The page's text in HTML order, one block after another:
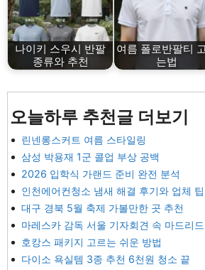
나이키 스우시 반팔
종류와 추천
여름 폴로반팔티
는법
오늘하루 추천글 더보기
린넨롱스커트 여름 스타일링
삼성 박용재 1군 콜업 부상 공백
2026 입학식 가랜드 준비 완전 분석
인천에어컨청소 냄새 해결 후기와 업체 팁
대구 경북 5월 축제 가볼만한 곳 추천
마레스카 감독 서울 기자회견 속 마드리
호캉스 패키지 고르는 쉬운 방법
다이소 욕실템 3종 추천 6천원 청소 끝